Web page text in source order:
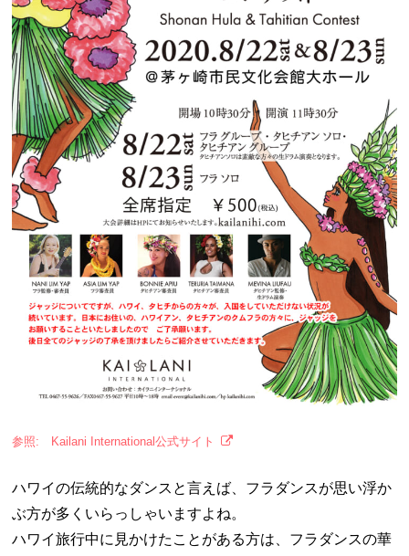
参照: Kailani International公式サイト
ハワイの伝統的なダンスと言えば、フラダンスが思い浮か
ぶ方が多くいらっしゃいますよね。
ハワイ旅行中に見かけたことがある方は、フラダンスの華